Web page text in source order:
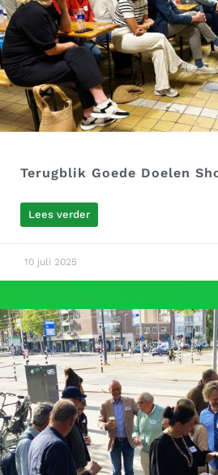
Terugblik Goede Doelen
Lees verder
10 juli 2025